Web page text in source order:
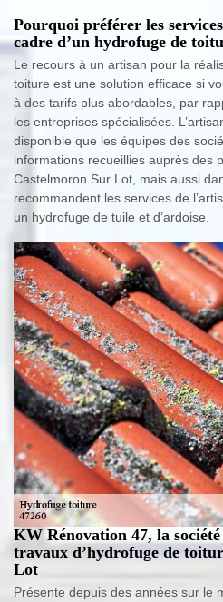
Pourquoi préférer les
cadre d’un hydrofuge de
Le recours à un artisan pour la
toiture est une solution efficace si
à des tarifs plus abordables, par
les entreprises spécialisées.
disponible que les équipes des
informations recueillies auprès des
Castelmoron Sur Lot, mais aussi
recommandent les services de
un hydrofuge de tuile et d’ardoise.
KW Rénovation 47, la
travaux d’hydrofuge de
Lot
Présente depuis des années sur le